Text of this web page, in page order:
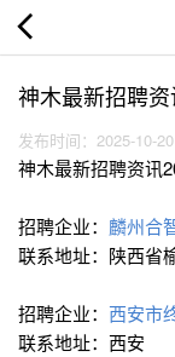
神木最新招聘
发布时间：2025-10-
神木最新招聘资讯
招聘企业： 麟州合
联系地址：陕西省
招聘企业： 西安市
联系地址：西安